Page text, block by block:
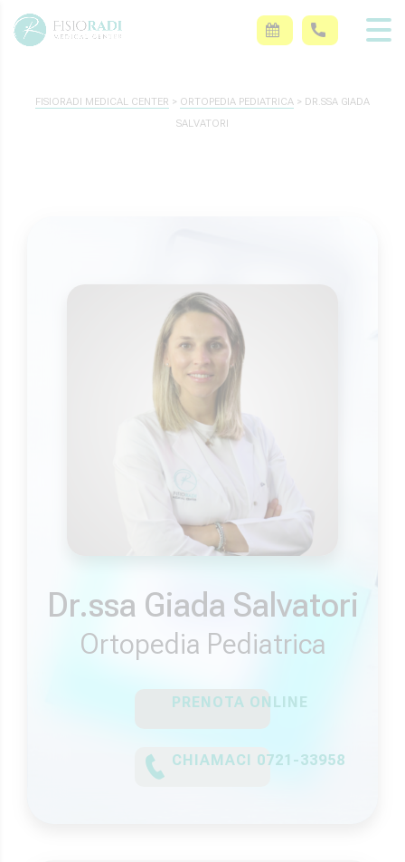
FISIORADI MEDICAL CENTER > ORTOPEDIA PEDIATRICA > DR.SSA GIADA
SALVATORI
Dr.ssa Giada Salvatori
Ortopedia Pediatrica
PRENOTA ONLINE
CHIAMACI 0721-33958